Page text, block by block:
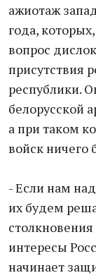
ажиотаж
года,
вопрос
присутствия
республики.
белорусской
а при таком
войск ничего
- Если нам
их будем
интересы
начинает